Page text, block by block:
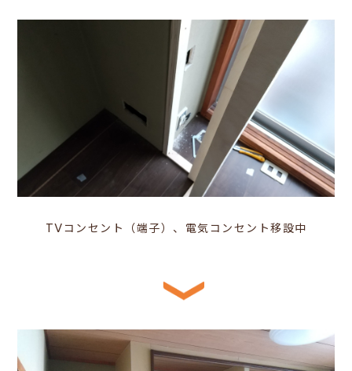
TVコンセント（端子）、電気コンセント移設中